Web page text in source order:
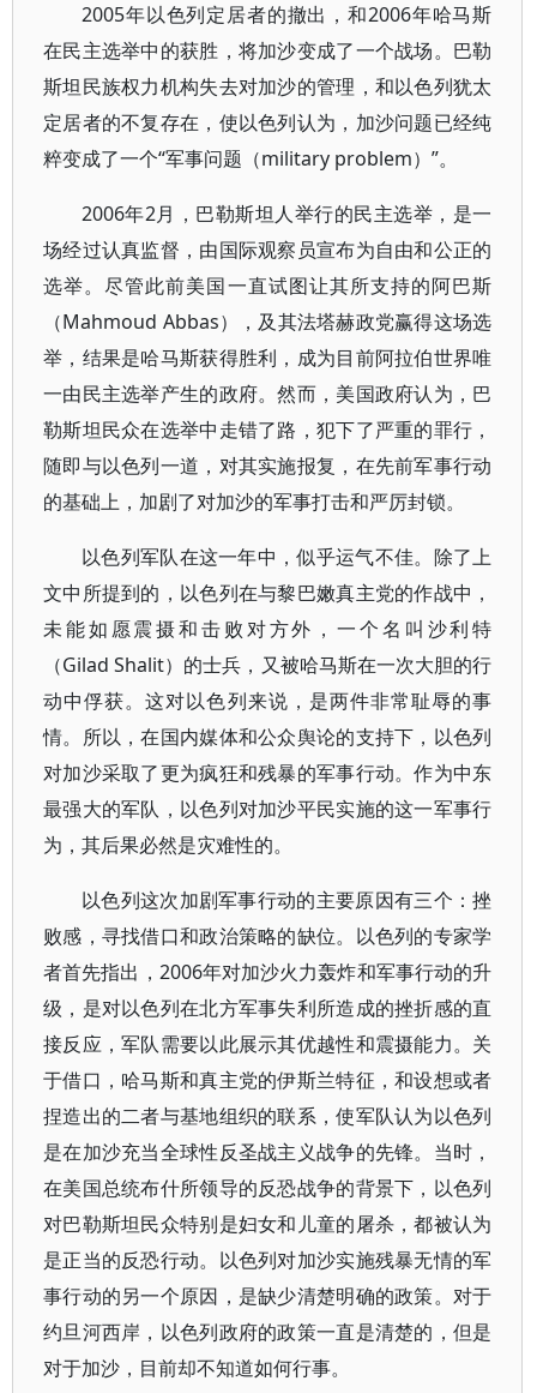
2005年以色列定居者的撤出，和2006年哈马斯
在民主选举中的获胜，将加沙变成了一个战场。巴勒
斯坦民族权力机构失去对加沙的管理，和以色列犹太
定居者的不复存在，使以色列认为，加沙问题已经纯
粹变成了一个“军事问题（military problem）”。
2006年2月，巴勒斯坦人举行的民主选举，是一
场经过认真监督，由国际观察员宣布为自由和公正的
选举。尽管此前美国一直试图让其所支持的阿巴斯
（Mahmoud Abbas），及其法塔赫政党赢得这场选
举，结果是哈马斯获得胜利，成为目前阿拉伯世界唯
一由民主选举产生的政府。然而，美国政府认为，巴
勒斯坦民众在选举中走错了路，犯下了严重的罪行，
随即与以色列一道，对其实施报复，在先前军事行动
的基础上，加剧了对加沙的军事打击和严厉封锁。
以色列军队在这一年中，似乎运气不佳。除了上
文中所提到的，以色列在与黎巴嫩真主党的作战中，
未能如愿震摄和击败对方外，一个名叫沙利特
（Gilad Shalit）的士兵，又被哈马斯在一次大胆的行
动中俘获。这对以色列来说，是两件非常耻辱的事
情。所以，在国内媒体和公众舆论的支持下，以色列
对加沙采取了更为疯狂和残暴的军事行动。作为中东
最强大的军队，以色列对加沙平民实施的这一军事行
为，其后果必然是灾难性的。
以色列这次加剧军事行动的主要原因有三个：挫
败感，寻找借口和政治策略的缺位。以色列的专家学
者首先指出，2006年对加沙火力轰炸和军事行动的升
级，是对以色列在北方军事失利所造成的挫折感的直
接反应，军队需要以此展示其优越性和震摄能力。关
于借口，哈马斯和真主党的伊斯兰特征，和设想或者
捏造出的二者与基地组织的联系，使军队认为以色列
是在加沙充当全球性反圣战主义战争的先锋。当时，
在美国总统布什所领导的反恐战争的背景下，以色列
对巴勒斯坦民众特别是妇女和儿童的屠杀，都被认为
是正当的反恐行动。以色列对加沙实施残暴无情的军
事行动的另一个原因，是缺少清楚明确的政策。对于
约旦河西岸，以色列政府的政策一直是清楚的，但是
对于加沙，目前却不知道如何行事。